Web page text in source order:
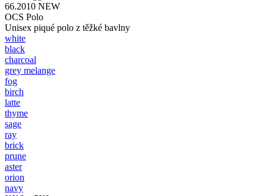
66.2010 NEW
OCS Polo
Unisex piqué polo z těžké bavlny
white
black
charcoal
grey melange
fog
birch
latte
thyme
sage
ray
brick
prune
aster
orion
navy